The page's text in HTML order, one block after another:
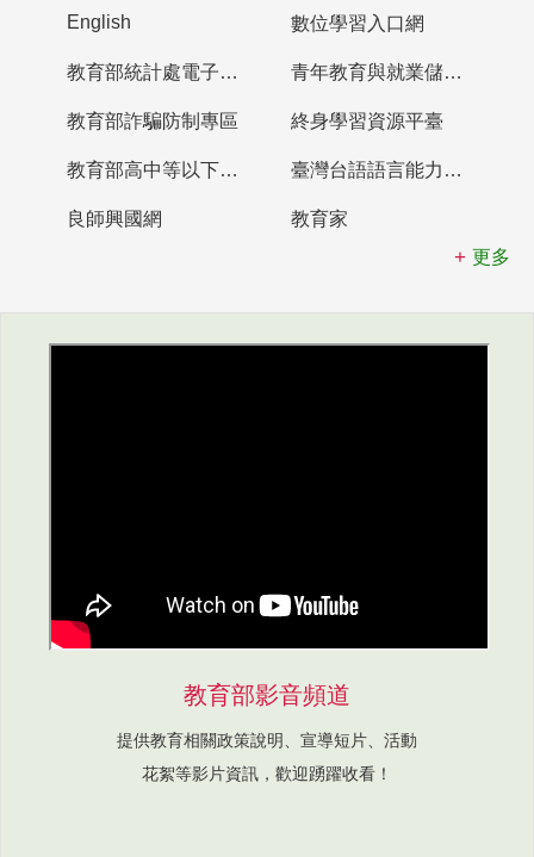
English 數位學習入口網
教育部統計處電子書櫃 青年教育與就業儲蓄帳戶
教育部詐騙防制專區 終身學習資源平臺
教育部高中等以下學校及幼兒園教師資格檢定考試 臺灣台語語言能力認證網站
良師興國網
教育家
更多
教育部影音頻道
提供教育相關政策說明、宣導短片、活動
花絮等影片資訊，歡迎踴躍收看！